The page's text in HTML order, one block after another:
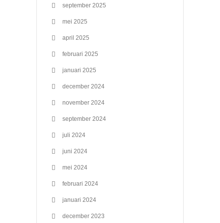
september 2025
mei 2025
april 2025
februari 2025
januari 2025
december 2024
november 2024
september 2024
juli 2024
juni 2024
mei 2024
februari 2024
januari 2024
december 2023